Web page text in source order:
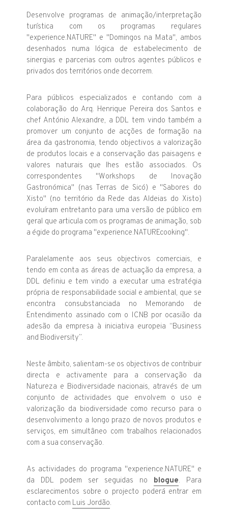
Desenvolve programas de animação/interpretação
turística com os programas regulares
"experience.NATURE" e "Domingos na Mata", ambos
desenhados numa lógica de estabelecimento de
sinergias e parcerias com outros agentes públicos e
privados dos territórios onde decorrem.
Para públicos especializados e contando com a
colaboração do Arq. Henrique Pereira dos Santos e
chef António Alexandre, a DDL tem vindo também a
promover um conjunto de acções de formação na
área da gastronomia, tendo objectivos a valorização
de produtos locais e a conservação das paisagens e
valores naturais que lhes estão associados. Os
correspondentes "Workshops de Inovação
Gastronómica" (nas Terras de Sicó) e "Sabores do
Xisto" (no território da Rede das Aldeias do Xisto)
evoluíram entretanto para uma versão de público em
geral que articula com os programas de animação, sob
a égide do programa "experience.NATUREcooking".
Paralelamente aos seus objectivos comerciais, e
tendo em conta as áreas de actuação da empresa, a
DDL definiu e tem vindo a executar uma estratégia
própria de responsabilidade social e ambiental, que se
encontra consubstanciada no Memorando de
Entendimento assinado com o ICNB por ocasião da
adesão da empresa à iniciativa europeia “Business
and Biodiversity”.
Neste âmbito, salientam-se os objectivos de contribuir
directa e activamente para a conservação da
Natureza e Biodiversidade nacionais, através de um
conjunto de actividades que envolvem o uso e
valorização da biodiversidade como recurso para o
desenvolvimento a longo prazo de novos produtos e
serviços, em simultâneo com trabalhos relacionados
com a sua conservação.
As actividades do programa "experience.NATURE" e
da DDL podem ser seguidas no blogue. Para
esclarecimentos sobre o projecto poderá entrar em
contacto com Luis Jordão.